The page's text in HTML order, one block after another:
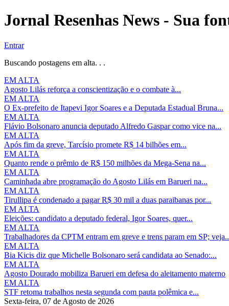
Jornal Resenhas News - Sua
Entrar
Buscando postagens em alta. . .
EM ALTA
Agosto Lilás reforça a conscientização e o combate à...
EM ALTA
O Ex-prefeito de Itapevi Igor Soares e a Deputada Estadual Bruna...
EM ALTA
Flávio Bolsonaro anuncia deputado Alfredo Gaspar como vice na...
EM ALTA
Após fim da greve, Tarcísio promete R$ 14 bilhões em...
EM ALTA
Quanto rende o prêmio de R$ 150 milhões da Mega-Sena na...
EM ALTA
Caminhada abre programação do Agosto Lilás em Barueri na...
EM ALTA
Tirullipa é condenado a pagar R$ 30 mil a duas paraibanas por...
EM ALTA
Eleições: candidato a deputado federal, Igor Soares, quer...
EM ALTA
Trabalhadores da CPTM entram em greve e trens param em SP;
EM ALTA
Bia Kicis diz que Michelle Bolsonaro será candidata ao Senado:...
EM ALTA
Agosto Dourado mobiliza Barueri em defesa do aleitamento materno
EM ALTA
STF retoma trabalhos nesta segunda com pauta polêmica e...
Sexta-feira, 07 de Agosto de 2026